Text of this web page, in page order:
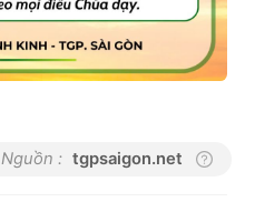
Nguồn : tgpsaigon.net